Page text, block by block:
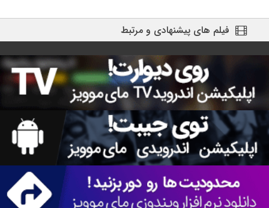
فیلم های پیشنهادی و مرتبط